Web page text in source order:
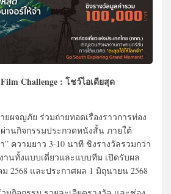
Challenge : โชว์ไอเดียสุด
ผจญภัย ร่วมถ่ายทอดเรื่องราวการท่อง
านกิจกรรมประกวดหนังสั้น ภายใต้
ความยาว 3-10 นาที ชิงรางวัลรวมกว่า
านทั้งแบบเดี่ยวและแบบทีม เปิดรับผล
2568 และประกาศผล 1 มิถุนายน 2568